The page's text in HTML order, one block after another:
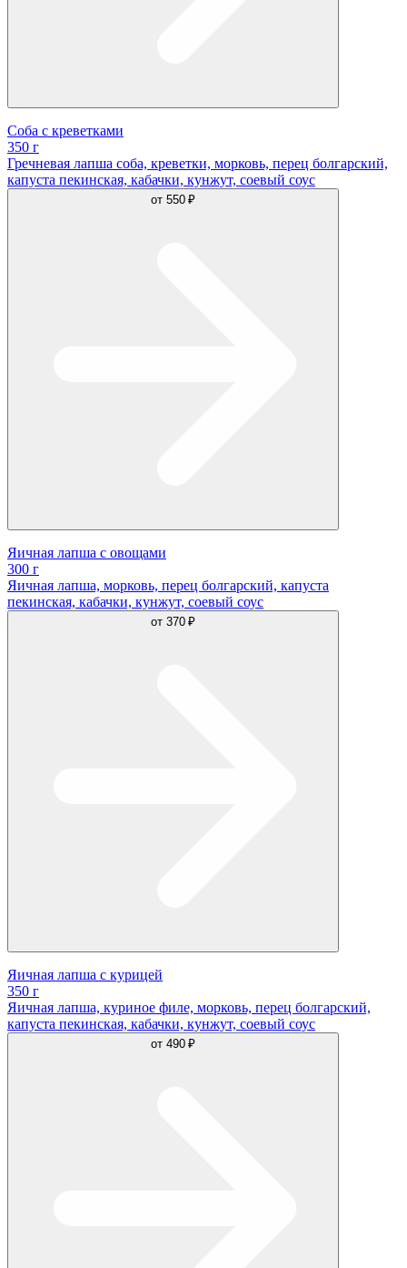
Соба с креветками
350 г
Гречневая лапша соба, креветки, морковь, перец болгарский,
капуста пекинская, кабачки, кунжут, соевый соус
от 550 ₽
Яичная лапша с овощами
300 г
Яичная лапша, морковь, перец болгарский, капуста
пекинская, кабачки, кунжут, соевый соус
от 370 ₽
Яичная лапша с курицей
350 г
Яичная лапша, куриное филе, морковь, перец болгарский,
капуста пекинская, кабачки, кунжут, соевый соус
от 490 ₽